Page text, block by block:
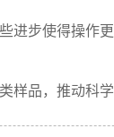
进步使得操作
品，推动科学